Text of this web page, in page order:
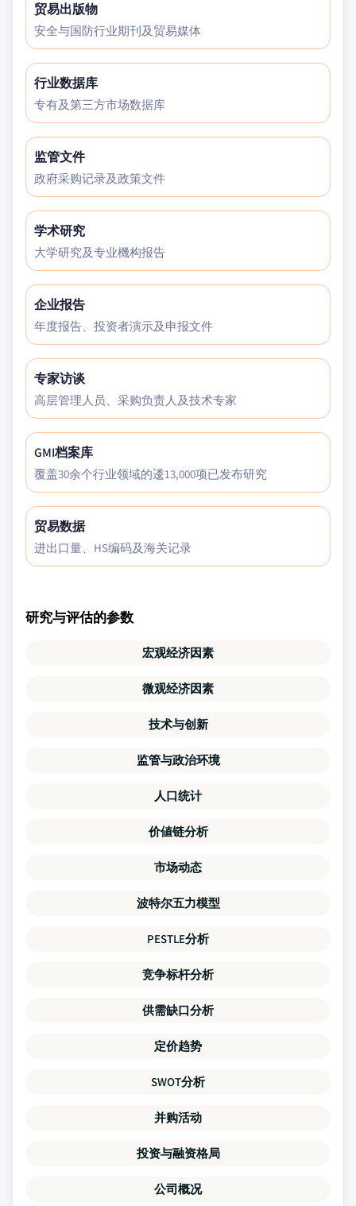
贸易出版物
安全与国防行业期刊及贸易媒体
行业数据库
专有及第三方市场数据库
监管文件
政府采购记录及政策文件
学术研究
大学研究及专业機构报告
企业报告
年度报告、投资者演示及申报文件
专家访谈
高层管理人员、采购负责人及技术专家
GMI档案库
覆盖30余个行业领域的逶13,000项已发布研究
贸易数据
进出口量、HS编码及海关记录
研究与评估的参数
宏观经济因素
微观经济因素
技术与创新
监管与政治环境
人口统计
价値链分析
市场动态
波特尔五力模型
PESTLE分析
竞争标杆分析
供需缺口分析
定价趋势
SWOT分析
并购活动
投资与融资格局
公司概况